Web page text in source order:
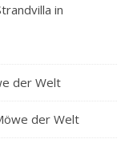
in
der Welt
der Welt